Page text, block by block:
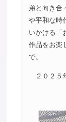
弟と向き合
や平和な時
いかける「
作品をお楽
で。
２０２５